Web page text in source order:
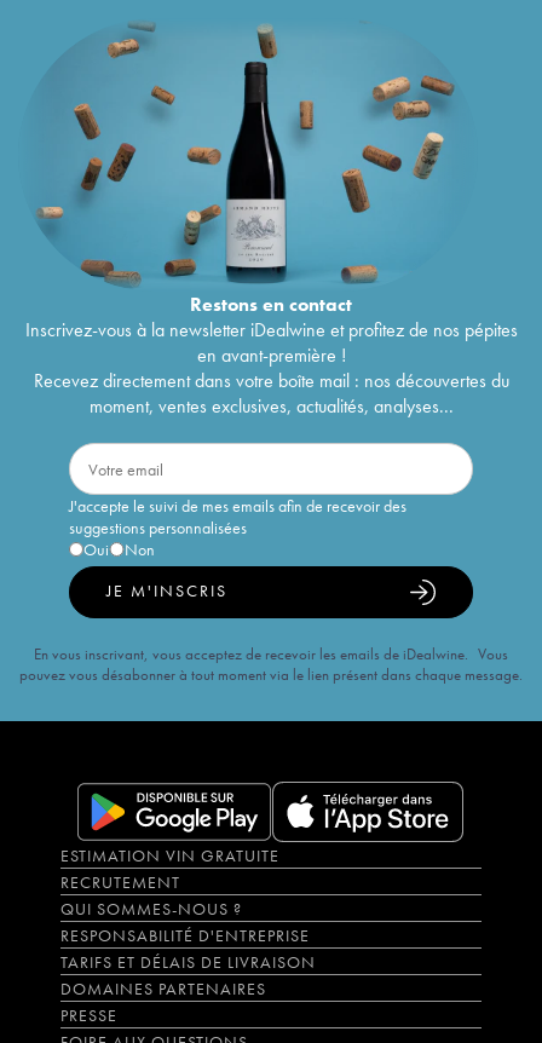
Restons encontact
Inscrivez-vous à la newsletter iDealwine et profitez de nos pépites
en avant-première !
Recevez directement dans votre boîte mail : nos découvertes du
moment, ventes exclusives, actualités, analyses...
J'accepte le suivi de mes emails afin de recevoir des
suggestions personnalisées
Oui
Non
JE M'INSCRIS
En vous inscrivant, vous acceptez de recevoir les emails de iDealwine. Vous
pouvez vous désabonner à tout moment via le lien présent dans chaque message.
ESTIMATION VIN GRATUITE
RECRUTEMENT
QUI SOMMES-NOUS ?
RESPONSABILITÉ D'ENTREPRISE
TARIFS ET DÉLAIS DE LIVRAISON
DOMAINES PARTENAIRES
PRESSE